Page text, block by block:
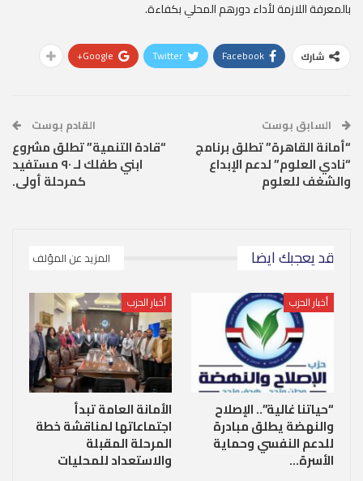
بالمعرفة اللازمة لأداء دورهم المحلي بكفاءة.
شارك Facebook
Twitter
Google+
السابق بوست
“أمانة القاهرة” تطلق برنامج
“نادي العلوم” لدعم الإبداع
والشغف للعلوم
القادم بوست
“قادة التنمية” تطلق مشروع
ابني طفلك لـ ٩٠ مستفيد
كمرحلة أولى.
قد يعجبك ايضا المزيد عن المؤلف
أخبار الحزب
“حياتنا غالية”.. الإصلاح
والنهضة يطلق مبادرة
للدعم النفسي وحماية
الأسرة…
أخبار الحزب
الأمانة العامة تبدأ
اجتماعاتها لمناقشة خطة
المرحلة المقبلة
والاستعداد للمحليات